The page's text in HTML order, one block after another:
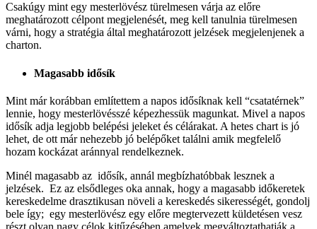
Csakúgy mint egy mesterlövész türelmesen várja az előre
meghatározott célpont megjelenését, meg kell tanulnia türelmesen
várni, hogy a stratégia által meghatározott jelzések megjelenjenek a
charton.
Magasabb idősík
Mint már korábban említettem a napos idősíknak kell “csatatérnek”
lennie, hogy mesterlövésszé képezhessük magunkat. Mivel a napos
idősík adja legjobb belépési jeleket és célárakat. A hetes chart is jó
lehet, de ott már nehezebb jó belépőket találni amik megfelelő
hozam kockázat aránnyal rendelkeznek.
Minél magasabb az idősík, annál megbízhatóbbak lesznek a
jelzések. Ez az elsődleges oka annak, hogy a magasabb időkeretek
kereskedelme drasztikusan növeli a kereskedés sikerességét, gondolj
bele így; egy mesterlövész egy előre megtervezett küldetésen vesz
részt olyan nagy célok kitűzésében amelyek megváltoztathatják a